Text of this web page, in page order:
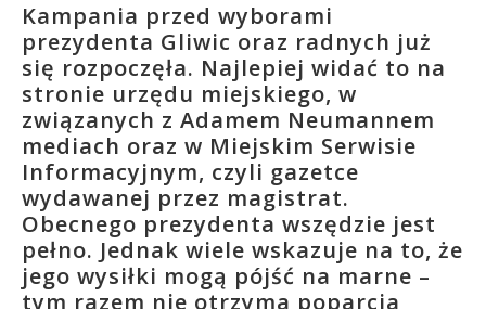
Kampania przed wyborami
prezydenta Gliwic oraz radnych już
się rozpoczęła. Najlepiej widać to na
stronie urzędu miejskiego, w
związanych z Adamem Neumannem
mediach oraz w Miejskim Serwisie
Informacyjnym, czyli gazetce
wydawanej przez magistrat.
Obecnego prezydenta wszędzie jest
pełno. Jednak wiele wskazuje na to, że
jego wysiłki mogą pójść na marne –
tym razem nie otrzyma poparcia